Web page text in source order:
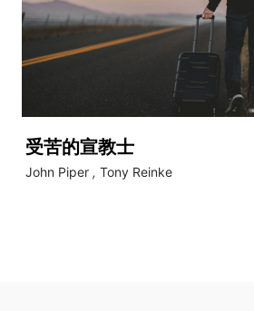
受苦的宣教士
John Piper , Tony Reinke